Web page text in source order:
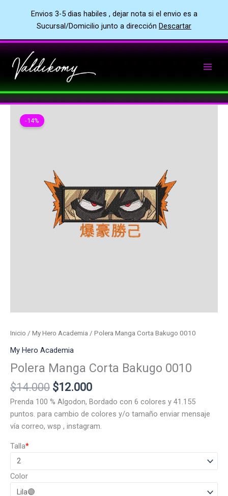
Envios 3-5 dias habiles , dejar nota si el envio es a
Sucursal/Domicilio junto a dirección Descartar
al
contenido
-14%
Inicio / My Hero Academia / Polera Manga Corta Bakugo 0010
My Hero Academia
Polera Manga Corta Bakugo 0010
$14.000 El
precio
original
era:
$12.000El
precio
actual
es:
Prenda 100 % Algodon, Bordado con 6 colores y 41.155
puntos. para cambio de colores y/o tamaño enviar mensaje
vía correo, wsp , instagram.
*
Talla
Color